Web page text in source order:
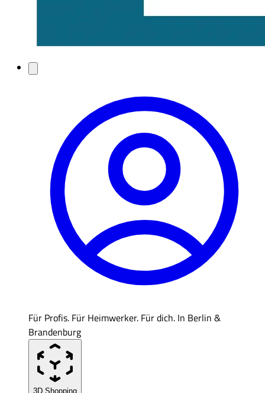
Für Profis. Für Heimwerker. Für dich. In Berlin &
Brandenburg
3D Shopping